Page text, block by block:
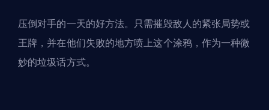
压倒对手的一天的好方法。只需摧毁敌人的紧张局势或
王牌，并在他们失败的地方喷上这个涂鸦，作为一种微
妙的垃圾话方式。